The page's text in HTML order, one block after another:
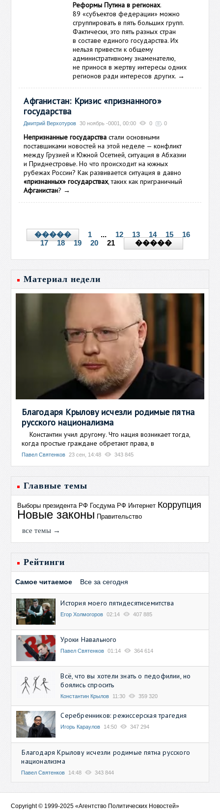
Реформы Путина в регионах.
89 «субъектов федерации» можно
сгруппировать в пять больших групп.
Фактически, это пять разных стран
в составе единого государства. Их
нельзя привести к общему
административному знаменателю,
не принося в жертву интересы одних
регионов ради интересов других. →
Афганистан: Кризис «признанного»
государства
Дмитрий Верхотуров 30 ноябрь -0001, 00:00 0 0
Непризнанные государства стали основными
поставшиками новостей на этой неделе — конфликт
между Грузией и Южной Осетией, ситуация в Абхазии
и Приднестровье. Но что происходит на южных
рубежах России? Как развивается ситуация в давно
«признанных» государствах, таких как приграничный
Афганистан? →
����� 1 ... 12 13 14 15
16
17
18 19 20 21 �����
Материал недели
Благодаря Крылову исчезли родимые пятна
русского национализма
Константин учил другому. Что нация возникает тогда,
когда простые граждане обретают права, в
Павел Святенков 23 сен, 14:48 343 845
Главные темы
Выборы президента РФ Госдума РФ Интернет Коррупция
Новые законы Правительство
все темы →
Рейтинги
Самое читаемое Все за сегодня
История моего пятидесятисемитства
Егор Холмогоров 02:14 407 885
Уроки Навального
Павел Святенков 01:14 364 614
Всё, что вы хотели знать о педофилии, но
боялись спросить
Константин Крылов 11:30 359 320
Серебренников: режиссерская трагедия
Игорь Караулов 14:50 347 294
Благодаря Крылову исчезли родимые пятна русского
национализма
Павел Святенков 14:48 343 844
Copyright © 1999-2025 «Агентство Политических Новостей»